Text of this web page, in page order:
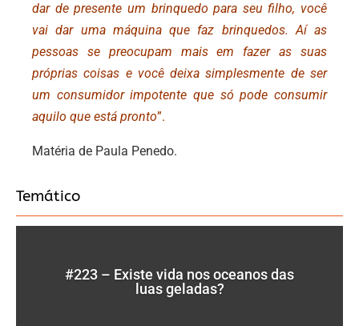
dar de presente um brinquedo para seu filho, você
vai dar uma máquina que faz brinquedos. Aí as
pessoas se preocupam mais em fazer as suas
próprias coisas e você deixa simplesmente de ser
um consumidor impotente que só pode consumir
aquilo que está pronto”.
Matéria de Paula Penedo.
Temático
#223 – Existe vida nos oceanos das
luas geladas?